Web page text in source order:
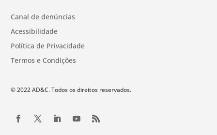
Canal de denúncias
Acessibilidade
Política de Privacidade
Termos e Condições
© 2022 AD&C. Todos os direitos reservados.